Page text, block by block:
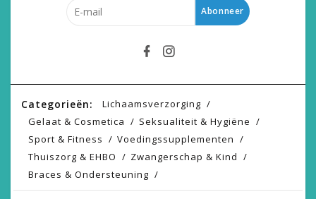
Abonneer
Categorieën:
Lichaamsverzorging
Gelaat & Cosmetica
Seksualiteit & Hygiëne
Sport & Fitness
Voedingssupplementen
Thuiszorg & EHBO
Zwangerschap & Kind
Braces & Ondersteuning